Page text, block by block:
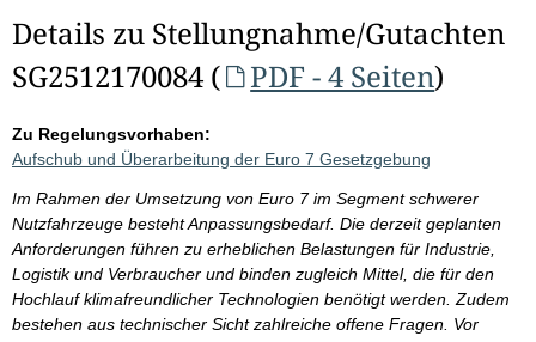
Details zu Stellungnahme/Gutachten
SG2512170084 (
PDF - 4 Seiten)
Zu Regelungsvorhaben:
Aufschub und Überarbeitung der Euro 7 Gesetzgebung
Im Rahmen der Umsetzung von Euro 7 im Segment schwerer
Nutzfahrzeuge besteht Anpassungsbedarf. Die derzeit geplanten
Anforderungen führen zu erheblichen Belastungen für Industrie,
Logistik und Verbraucher und binden zugleich Mittel, die für den
Hochlauf klimafreundlicher Technologien benötigt werden. Zudem
bestehen aus technischer Sicht zahlreiche offene Fragen. Vor